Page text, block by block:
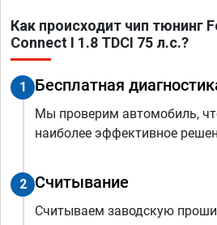
Как происходит чип тюнинг
Connect I 1.8 TDCI 75 л.с.?
1 Бесплатная
Мы проверим автомобиль,
наиболее эффективное
2 Считывание
Считываем заводскую